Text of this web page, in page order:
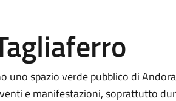
uno spazio verde pubblico di
e manifestazioni, soprattutto